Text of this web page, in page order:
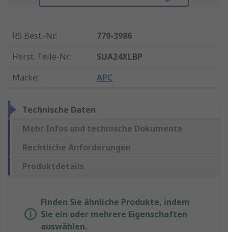
RS Best.-Nr.:
779-3986
Herst. Teile-Nr.:
SUA24XLBP
Marke: APC
Technische Daten
Mehr Infos und technische Dokumente
Rechtliche Anforderungen
Produktdetails
Finden Sie ähnliche Produkte, indem
Sie ein oder mehrere Eigenschaften
auswählen.